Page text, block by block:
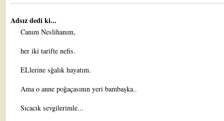
Adsız dedi ki...
Canım Neslihanım,
her iki tarifte nefis.
ELlerine sğalık hayatım.
Ama o anne poğaçasının yeri bambaşka..
Sıcacık sevgilerimle...